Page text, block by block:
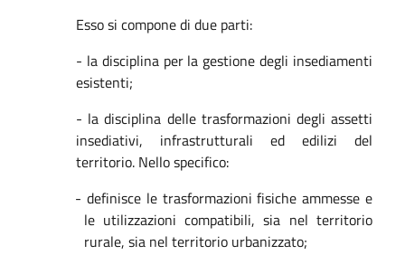
Esso si compone di due parti:
- la disciplina per la gestione degli insediamenti
esistenti;
- la disciplina delle trasformazioni degli assetti
insediativi, infrastrutturali ed edilizi del
territorio. Nello specifico:
- definisce le trasformazioni fisiche ammesse e
le utilizzazioni compatibili, sia nel territorio
rurale, sia nel territorio urbanizzato;